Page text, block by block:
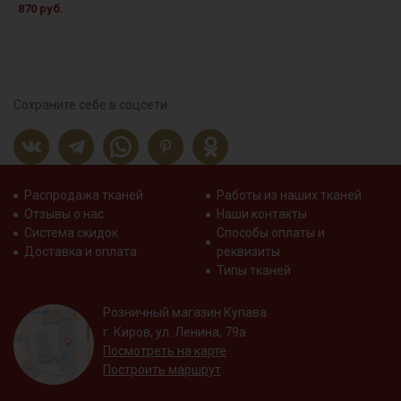
870 руб.
Сохраните себе в соцсети
Распродажа тканей
Отзывы о нас
Система скидок
Доставка и оплата
Работы из наших тканей
Наши контакты
Способы оплаты и
реквизиты
Типы тканей
Розничный магазин Купава
г. Киров, ул. Ленина, 79а
Посмотреть на карте
Построить маршрут